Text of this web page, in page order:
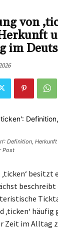
von
im
Definition,
Post
besitzt
beschreibt
‚ticken‘
Zeit im Alltag